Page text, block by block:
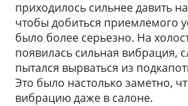
приходилось сильнее давить
чтобы добиться приемлемого
было более серьезно. На
появилась сильная вибрация,
пытался вырваться из
Это было настолько заметно,
вибрацию даже в салоне.